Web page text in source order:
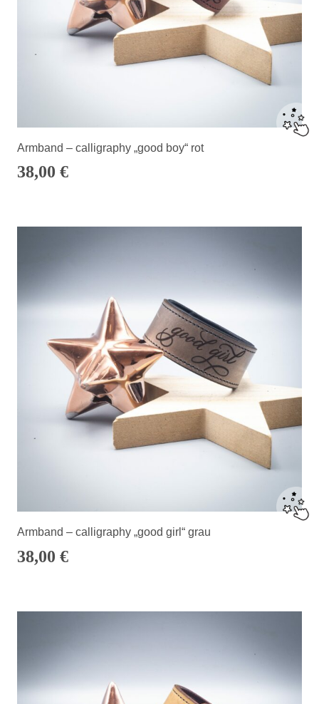
Armband – calligraphy „good boy“ rot
38,00 €
Armband – calligraphy „good girl“ grau
38,00 €